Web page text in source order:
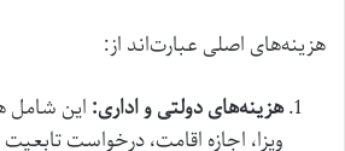
هزینه‌های اصلی عبارت‌اند از:
هزینه‌های دولتی و اداری: این شامل
ویزا، اجازه اقامت، درخواست